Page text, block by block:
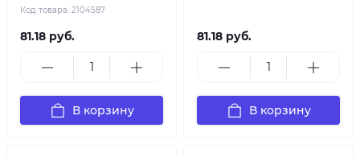
Код товара: 2104587
81.18 руб.
В корзину
81.18 руб.
В корзину